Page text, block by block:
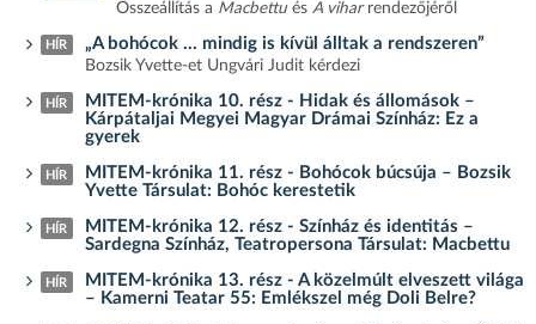
Összeállítás a MacbettuésA viharrendezőjéről
HÍR „A bohócok … mindig is kívül álltak a rendszeren”
Bozsik Yvette-et Ungvári Judit kérdezi
HÍR
MITEM-krónika 10. rész - Hidak és állomások –
Kárpátaljai Megyei Magyar Drámai Színház: Ez a
gyerek
HÍR
MITEM-krónika 11. rész - Bohócok búcsúja – Bozsik
Yvette Társulat: Bohóc kerestetik
HÍR
MITEM-krónika 12. rész - Színház és identitás –
Sardegna Színház, Teatropersona Társulat: Macbettu
HÍR
MITEM-krónika 13. rész - A közelmúlt elveszett világa
– Kamerni Teatar 55: Emlékszel még Doli Belre?